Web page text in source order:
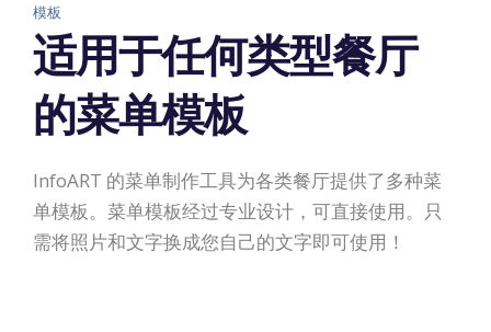
模板
适用于任何类型餐厅
的菜单模板
InfoART 的菜单制作工具为各类餐厅提供了多种菜
单模板。菜单模板经过专业设计，可直接使用。只
需将照片和文字换成您自己的文字即可使用！